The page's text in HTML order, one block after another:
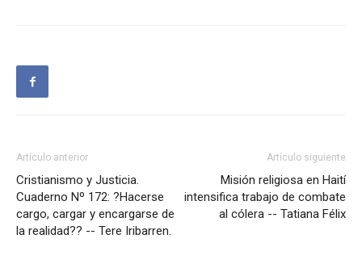
Artículo anterior
Cristianismo y Justicia.
Cuaderno Nº 172: ?Hacerse
cargo, cargar y encargarse de
la realidad?? -- Tere Iribarren.
Artículo siguiente
Misión religiosa en Haití
intensifica trabajo de combate
al cólera -- Tatiana Félix